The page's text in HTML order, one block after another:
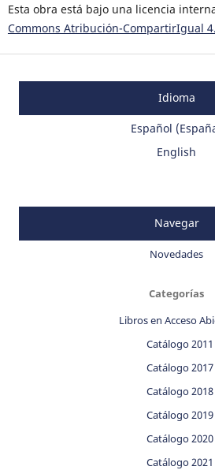
Esta obra está bajo una licencia
Commons Atribución-CompartirIgual
Idioma
Español
English
Navegar
Novedades
Categorías
Libros en Acceso
Catálogo 2011
Catálogo 2017
Catálogo 2018
Catálogo 2019
Catálogo 2020
Catálogo 2021